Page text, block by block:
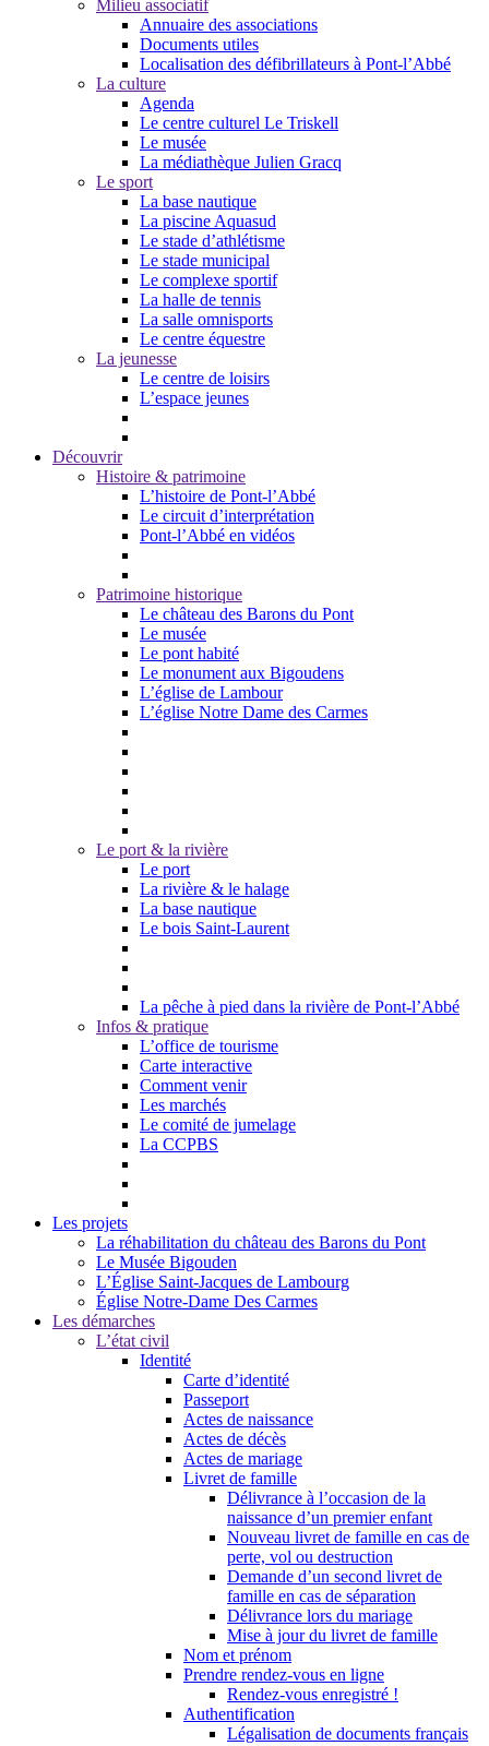
Milieu associatif
Annuaire des associations
Documents utiles
Localisation des défibrillateurs à Pont-l’Abbé
La culture
Agenda
Le centre culturel Le Triskell
Le musée
La médiathèque Julien Gracq
Le sport
La base nautique
La piscine Aquasud
Le stade d’athlétisme
Le stade municipal
Le complexe sportif
La halle de tennis
La salle omnisports
Le centre équestre
La jeunesse
Le centre de loisirs
L’espace jeunes
Découvrir
Histoire & patrimoine
L’histoire de Pont-l’Abbé
Le circuit d’interprétation
Pont-l’Abbé en vidéos
Patrimoine historique
Le château des Barons du Pont
Le musée
Le pont habité
Le monument aux Bigoudens
L’église de Lambour
L’église Notre Dame des Carmes
Le port & la rivière
Le port
La rivière & le halage
La base nautique
Le bois Saint-Laurent
La pêche à pied dans la rivière de Pont-l’Abbé
Infos & pratique
L’office de tourisme
Carte interactive
Comment venir
Les marchés
Le comité de jumelage
La CCPBS
Les projets
La réhabilitation du château des Barons du Pont
Le Musée Bigouden
L’Église Saint-Jacques de Lambourg
Église Notre-Dame Des Carmes
Les démarches
L’état civil
Identité
Carte d’identité
Passeport
Actes de naissance
Actes de décès
Actes de mariage
Livret de famille
Délivrance à l’occasion de la
naissance d’un premier enfant
Nouveau livret de famille en cas de
perte, vol ou destruction
Demande d’un second livret de
famille en cas de séparation
Délivrance lors du mariage
Mise à jour du livret de famille
Nom et prénom
Prendre rendez-vous en ligne
Rendez-vous enregistré !
Authentification
Légalisation de documents français